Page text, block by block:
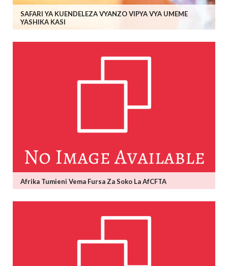
SAFARI YA KUENDELEZA VYANZO VIPYA VYA UMEME
YASHIKA KASI
Afrika Tumieni Vema Fursa Za Soko La AfCFTA